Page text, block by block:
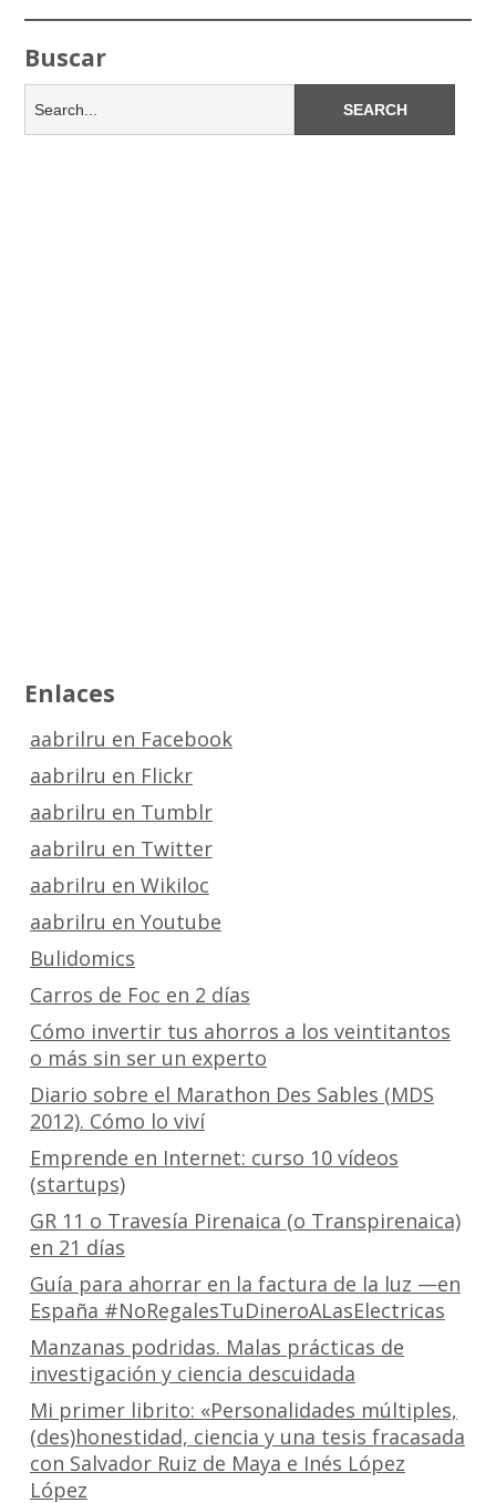
Buscar
Enlaces
aabrilru en Facebook
aabrilru en Flickr
aabrilru en Tumblr
aabrilru en Twitter
aabrilru en Wikiloc
aabrilru en Youtube
Bulidomics
Carros de Foc en 2 días
Cómo invertir tus ahorros a los veintitantos
o más sin ser un experto
Diario sobre el Marathon Des Sables (MDS
2012). Cómo lo viví
Emprende en Internet: curso 10 vídeos
(startups)
GR 11 o Travesía Pirenaica (o Transpirenaica)
en 21 días
Guía para ahorrar en la factura de la luz —en
España #NoRegalesTuDineroALasElectricas
Manzanas podridas. Malas prácticas de
investigación y ciencia descuidada
Mi primer librito: «Personalidades múltiples,
(des)honestidad, ciencia y una tesis fracasada
con Salvador Ruiz de Maya e Inés López
López